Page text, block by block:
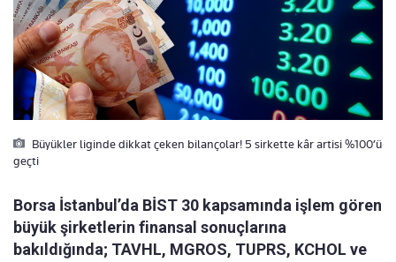
Büyükler liginde dikkat çeken bilançolar! 5 sirkette kâr artisi %100’ü
geçti
Borsa İstanbul’da BİST 30 kapsamında işlem gören
büyük şirketlerin finansal sonuçlarına
bakıldığında; TAVHL, MGROS, TUPRS, KCHOL ve